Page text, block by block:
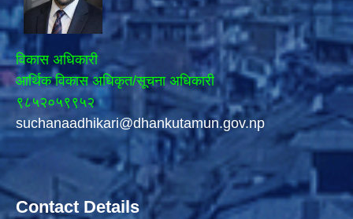
विकास अधिकारी
आर्थिक विकास अधिकृत/सूचना अधिकारी
९८५२०५९९५२
suchanaadhikari@dhankutamun.gov.np
Contact Details